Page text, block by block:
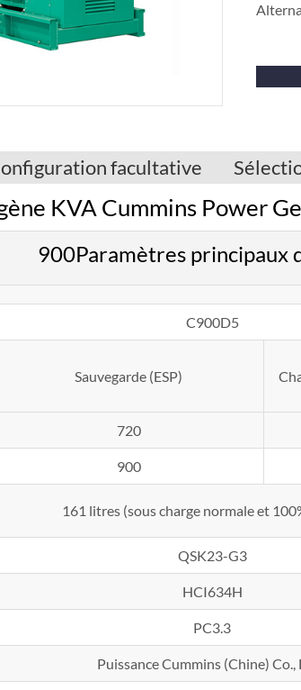
facultative
KVA Cummins Power
900Paramètres principaux
C900D5
Sauvegarde (ESP)
720
900
161 litres (sous charge normale et
QSK23-G3
HCI634H
PC3.3
Puissance Cummins (Chine) Co.,